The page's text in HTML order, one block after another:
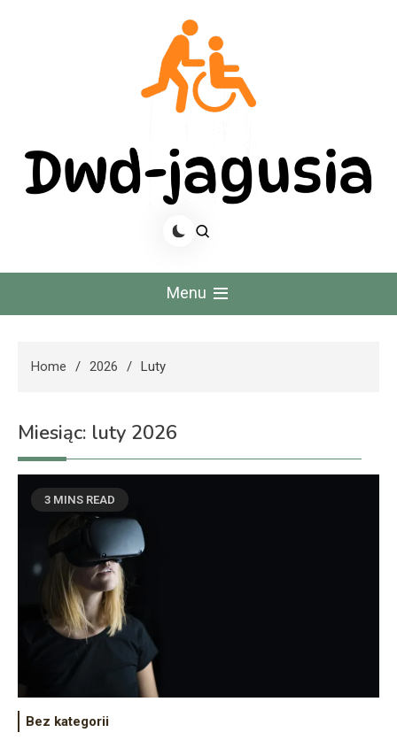
Dwd Jagusia
Menu
Home 2026 Luty
Miesiąc: luty 2026
3 MINS READ
Bez kategorii